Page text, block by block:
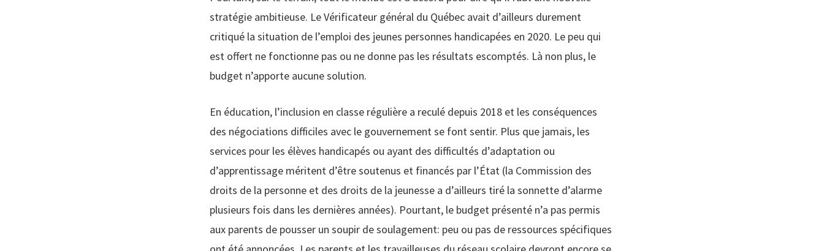
stratégie ambitieuse. Le Vérificateur général du Québec avait d’ailleurs durement
critiqué la situation de l’emploi des jeunes personnes handicapées en 2020. Le peu qui
est offert ne fonctionne pas ou ne donne pas les résultats escomptés. Là non plus, le
budget n’apporte aucune solution.
En éducation, l’inclusion en classe régulière a reculé depuis 2018 et les conséquences
des négociations difficiles avec le gouvernement se font sentir. Plus que jamais, les
services pour les élèves handicapés ou ayant des difficultés d’adaptation ou
d’apprentissage méritent d’être soutenus et financés par l’État (la Commission des
droits de la personne et des droits de la jeunesse a d’ailleurs tiré la sonnette d’alarme
plusieurs fois dans les dernières années). Pourtant, le budget présenté n’a pas permis
aux parents de pousser un soupir de soulagement: peu ou pas de ressources spécifiques